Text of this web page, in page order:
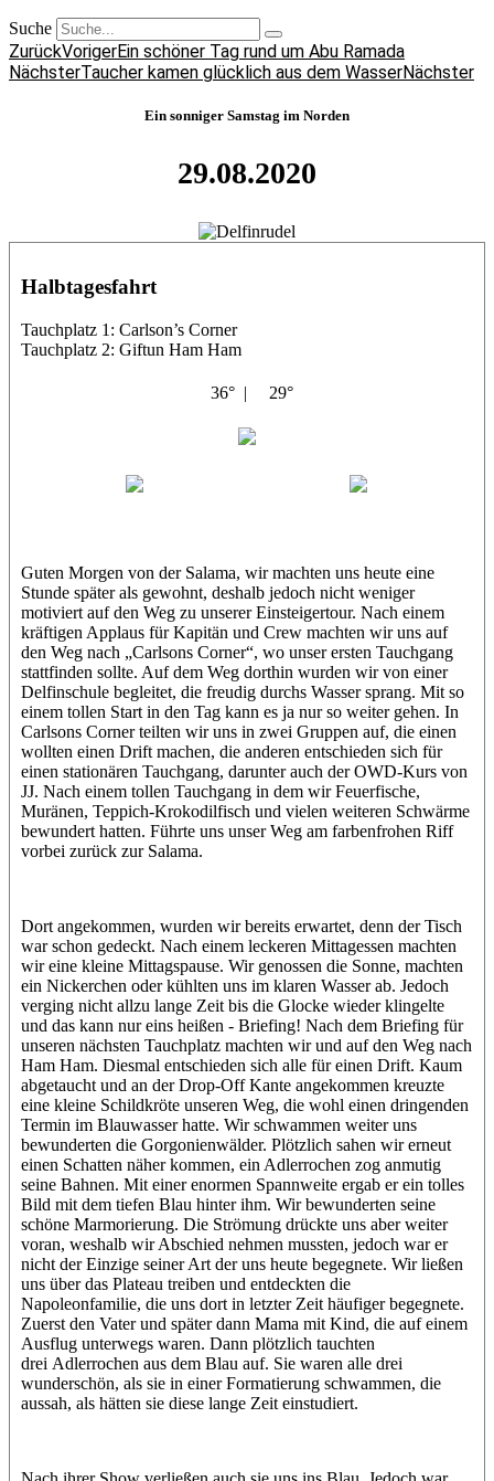
Suche
ZurückVorigerEin schöner Tag rund um Abu Ramada
NächsterTaucher kamen glücklich aus dem WasserNächster
Ein sonniger Samstag im Norden
29.08.2020
Halbtagesfahrt
Tauchplatz 1: Carlson’s Corner
Tauchplatz 2: Giftun Ham Ham
36° | 29°
Guten Morgen von der Salama, wir machten uns heute eine
Stunde später als gewohnt, deshalb jedoch nicht weniger
motiviert auf den Weg zu unserer Einsteigertour. Nach einem
kräftigen Applaus für Kapitän und Crew machten wir uns auf
den Weg nach „Carlsons Corner“, wo unser ersten Tauchgang
stattfinden sollte. Auf dem Weg dorthin wurden wir von einer
Delfinschule begleitet, die freudig durchs Wasser sprang. Mit so
einem tollen Start in den Tag kann es ja nur so weiter gehen. In
Carlsons Corner teilten wir uns in zwei Gruppen auf, die einen
wollten einen Drift machen, die anderen entschieden sich für
einen stationären Tauchgang, darunter auch der OWD-Kurs von
JJ. Nach einem tollen Tauchgang in dem wir Feuerfische,
Muränen, Teppich-Krokodilfisch und vielen weiteren Schwärme
bewundert hatten. Führte uns unser Weg am farbenfrohen Riff
vorbei zurück zur Salama.
Dort angekommen, wurden wir bereits erwartet, denn der Tisch
war schon gedeckt. Nach einem leckeren Mittagessen machten
wir eine kleine Mittagspause. Wir genossen die Sonne, machten
ein Nickerchen oder kühlten uns im klaren Wasser ab. Jedoch
verging nicht allzu lange Zeit bis die Glocke wieder klingelte
und das kann nur eins heißen - Briefing! Nach dem Briefing für
unseren nächsten Tauchplatz machten wir und auf den Weg nach
Ham Ham. Diesmal entschieden sich alle für einen Drift. Kaum
abgetaucht und an der Drop-Off Kante angekommen kreuzte
eine kleine Schildkröte unseren Weg, die wohl einen dringenden
Termin im Blauwasser hatte. Wir schwammen weiter uns
bewunderten die Gorgonienwälder. Plötzlich sahen wir erneut
einen Schatten näher kommen, ein Adlerrochen zog anmutig
seine Bahnen. Mit einer enormen Spannweite ergab er ein tolles
Bild mit dem tiefen Blau hinter ihm. Wir bewunderten seine
schöne Marmorierung. Die Strömung drückte uns aber weiter
voran, weshalb wir Abschied nehmen mussten, jedoch war er
nicht der Einzige seiner Art der uns heute begegnete. Wir ließen
uns über das Plateau treiben und entdeckten die
Napoleonfamilie, die uns dort in letzter Zeit häufiger begegnete.
Zuerst den Vater und später dann Mama mit Kind, die auf einem
Ausflug unterwegs waren. Dann plötzlich tauchten
drei Adlerrochen aus dem Blau auf. Sie waren alle drei
wunderschön, als sie in einer Formatierung schwammen, die
aussah, als hätten sie diese lange Zeit einstudiert.